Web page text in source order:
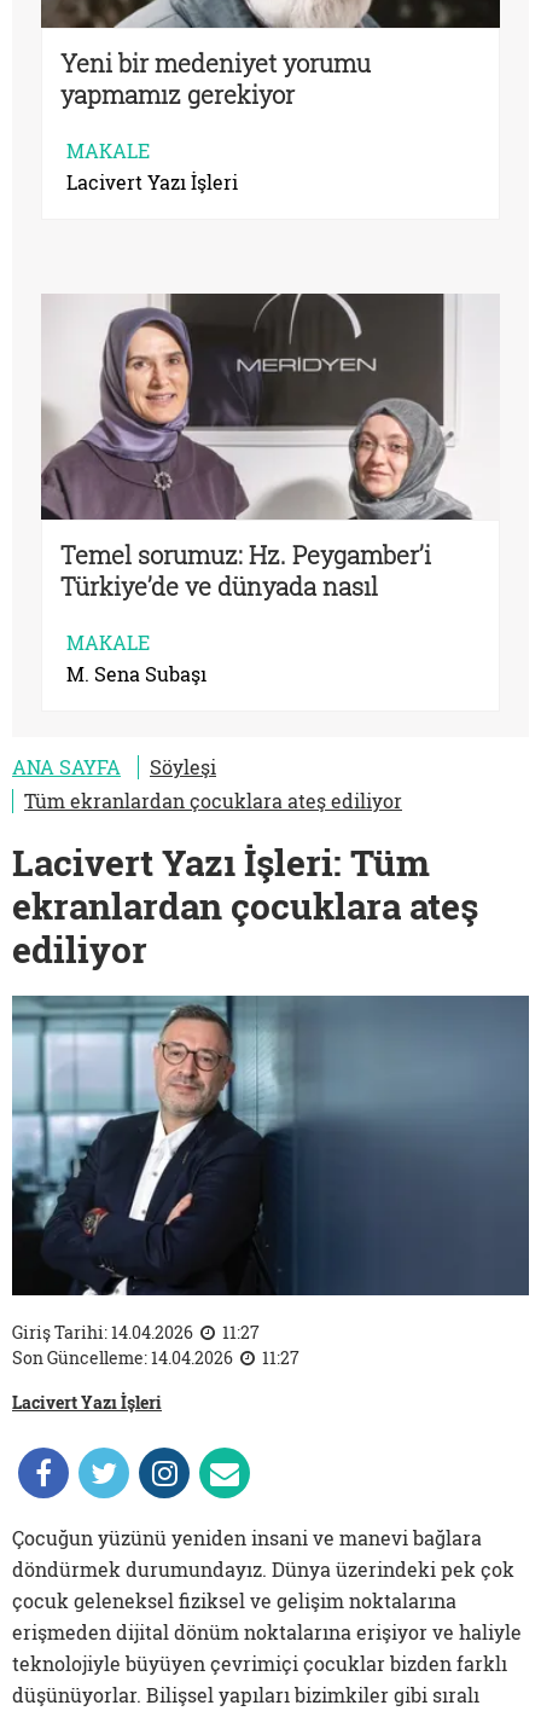
Yeni bir medeniyet yorumu
yapmamız gerekiyor
MAKALE
Lacivert Yazı İşleri
Temel sorumuz: Hz. Peygamber’i
Türkiye’de ve dünyada nasıl
MAKALE
M. Sena Subaşı
ANA SAYFA
Söyleşi
Tüm ekranlardan çocuklara ateş ediliyor
Lacivert Yazı İşleri: Tüm
ekranlardan çocuklara ateş
ediliyor
Giriş Tarihi: 14.04.2026
11:27
Son Güncelleme: 14.04.2026
11:27
Lacivert Yazı İşleri
Çocuğun yüzünü yeniden insani ve manevi bağlara
döndürmek durumundayız. Dünya üzerindeki pek çok
çocuk geleneksel fiziksel ve gelişim noktalarına
erişmeden dijital dönüm noktalarına erişiyor ve haliyle
teknolojiyle büyüyen çevrimiçi çocuklar bizden farklı
düşünüyorlar. Bilişsel yapıları bizimkiler gibi sıralı